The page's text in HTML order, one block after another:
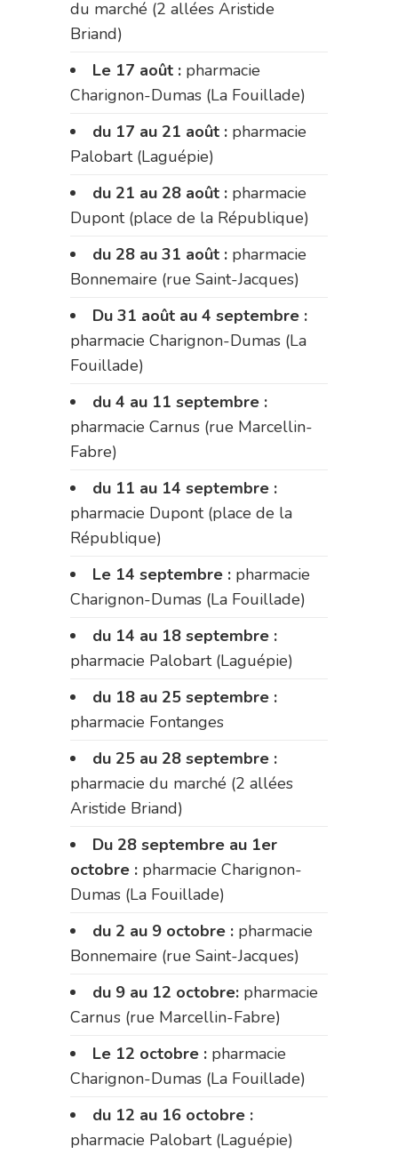
du marché (2 allées Aristide
Briand)
Le 17 août : pharmacie
Charignon-Dumas (La Fouillade)
du 17 au 21 août : pharmacie
Palobart (Laguépie)
du 21 au 28 août : pharmacie
Dupont (place de la République)
du 28 au 31 août : pharmacie
Bonnemaire (rue Saint-Jacques)
Du 31 août au 4 septembre :
pharmacie Charignon-Dumas (La
Fouillade)
du 4 au 11 septembre :
pharmacie Carnus (rue Marcellin-
Fabre)
du 11 au 14 septembre :
pharmacie Dupont (place de la
République)
Le 14 septembre : pharmacie
Charignon-Dumas (La Fouillade)
du 14 au 18 septembre :
pharmacie Palobart (Laguépie)
du 18 au 25 septembre :
pharmacie Fontanges
du 25 au 28 septembre :
pharmacie du marché (2 allées
Aristide Briand)
Du 28 septembre au 1er
octobre : pharmacie Charignon-
Dumas (La Fouillade)
du 2 au 9 octobre : pharmacie
Bonnemaire (rue Saint-Jacques)
du 9 au 12 octobre: pharmacie
Carnus (rue Marcellin-Fabre)
Le 12 octobre : pharmacie
Charignon-Dumas (La Fouillade)
du 12 au 16 octobre :
pharmacie Palobart (Laguépie)